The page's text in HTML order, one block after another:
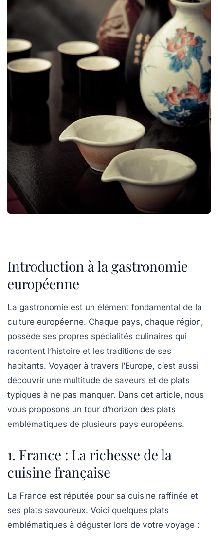
Introduction à la gastronomie
européenne
La gastronomie est un élément fondamental de la
culture européenne. Chaque pays, chaque région,
possède ses propres spécialités culinaires qui
racontent l’histoire et les traditions de ses
habitants. Voyager à travers l’Europe, c’est aussi
découvrir une multitude de saveurs et de plats
typiques à ne pas manquer. Dans cet article, nous
vous proposons un tour d’horizon des plats
emblématiques de plusieurs pays européens.
1. France : La richesse de la
cuisine française
La France est réputée pour sa cuisine raffinée et
ses plats savoureux. Voici quelques plats
emblématiques à déguster lors de votre voyage :